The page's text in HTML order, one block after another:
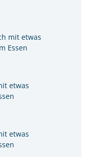
mit etwas
Essen
etwas
etwas